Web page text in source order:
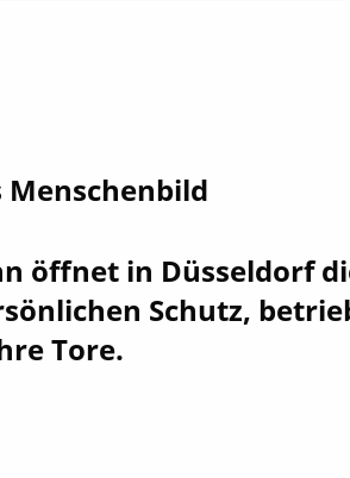
öffnet in Düsseldorf
Schutz,
Tore.